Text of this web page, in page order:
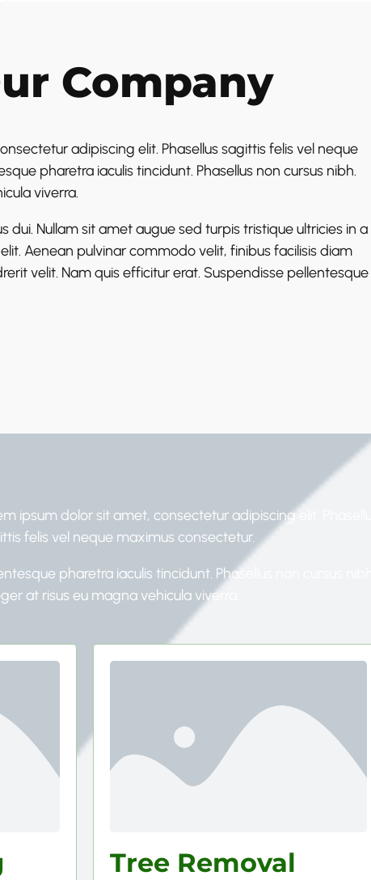
Company
adipiscing elit. Phasellus sagittis felis vel neque
pharetra iaculis tincidunt. Phasellus non cursus nibh.
viverra.
dui. Nullam sit amet augue sed turpis tristique ultricies in a
Aenean pulvinar commodo velit, finibus facilisis diam
velit. Nam quis efficitur erat. Suspendisse pellentesque
ipsum dolor sit amet, consectetur adipiscing elit. Phasellus
felis vel neque maximus consectetur.
pharetra iaculis tincidunt. Phasellus non cursus nibh.
at risus eu magna vehicula viverra.
Tree Removal